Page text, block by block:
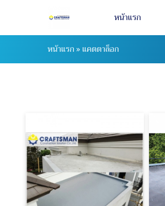
หน้าแรก
หน้าแรก»แคตตาล็อก